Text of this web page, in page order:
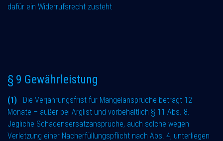
dafür ein Widerrufsrecht zusteht
§ 9 Gewährleistung
(1) Die Verjährungsfrist für Mängelansprüche beträgt 12
Monate – außer bei Arglist und vorbehaltlich § 11 Abs. 8.
Jegliche Schadensersatzansprüche, auch solche wegen
Verletzung einer Nacherfüllungspflicht nach Abs. 4, unterliegen